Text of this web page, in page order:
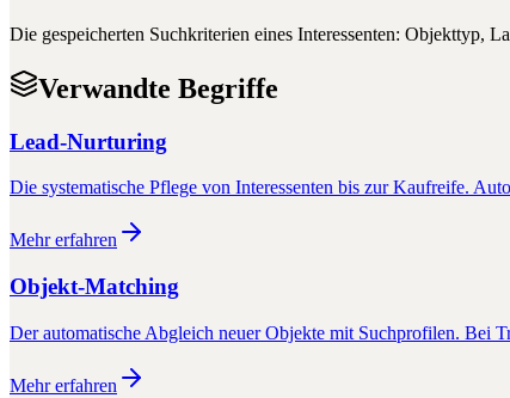
Die gespeicherten Suchkriterien eines Interessenten: Objekttyp,
Verwandte Begriffe
Lead-Nurturing
Die systematische Pflege von Interessenten bis zur Kaufreife.
Mehr erfahren
Objekt-Matching
Der automatische Abgleich neuer Objekte mit Suchprofilen. Bei
Mehr erfahren